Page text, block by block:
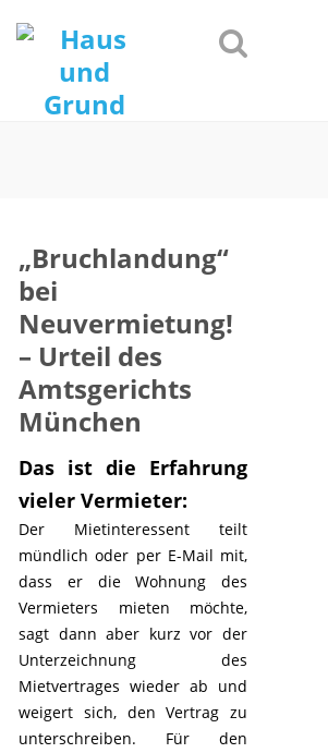
„Bruchlandung“
bei
Neuvermietung!
– Urteil des
Amtsgerichts
München
Das ist die Erfahrung
vieler Vermieter:
Der Mietinteressent teilt
mündlich oder per E-Mail mit,
dass er die Wohnung des
Vermieters mieten möchte,
sagt dann aber kurz vor der
Unterzeichnung des
Mietvertrages wieder ab und
weigert sich, den Vertrag zu
unterschreiben. Für den
Einverstanden!